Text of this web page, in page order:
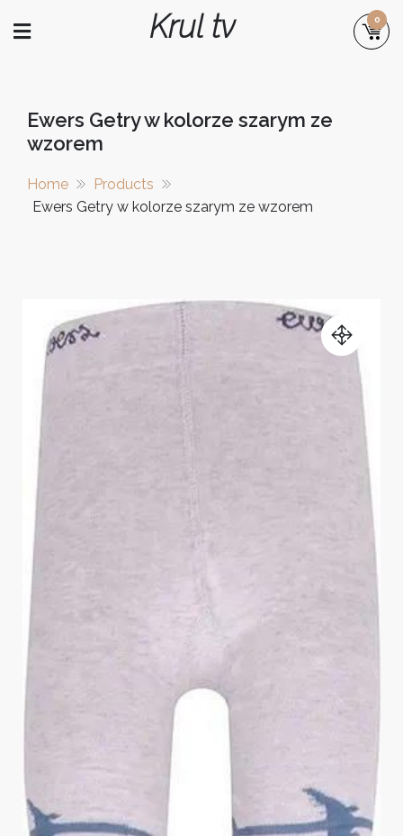
Krul tv 0
Ewers Getry w kolorze szarym ze
wzorem
Home
Products
Ewers Getry w kolorze szarym ze wzorem